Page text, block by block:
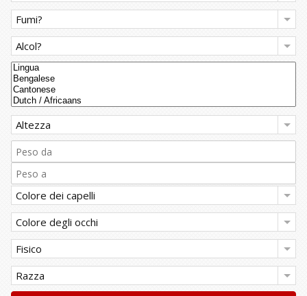
Fumi?
Alcol?
Altezza
Colore dei capelli
Colore degli occhi
Fisico
Razza